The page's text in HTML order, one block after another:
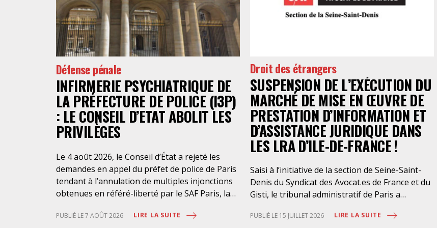
Défense pénale
INFIRMERIE PSYCHIATRIQUE DE
LA PRÉFECTURE DE POLICE (I3P)
: LE CONSEIL D’ETAT ABOLIT LES
PRIVILÈGES
Le 4 août 2026, le Conseil d’État a rejeté les
demandes en appel du préfet de police de Paris
tendant à l’annulation de multiples injonctions
obtenues en référé-liberté par le SAF Paris, la
Psychiatrie. Cette nouvelle décision confirme
PUBLIÉ LE 7 AOÛT 2026 LIRE LA SUITE
Droit des étrangers
SUSPENSION DE L’EXÉCUTION DU
MARCHÉ DE MISE EN ŒUVRE DE
PRESTATION D’INFORMATION ET
D’ASSISTANCE JURIDIQUE DANS
LES LRA D’ILE-DE-FRANCE !
Saisi à l’initiative de la section de Seine-Saint-
Denis du Syndicat des Avocat.es de France et du
Gisti, le tribunal administratif de Paris a
marché public visant à la « mise en œuvre de
PUBLIÉ LE 15 JUILLET 2026 LIRE LA SUITE